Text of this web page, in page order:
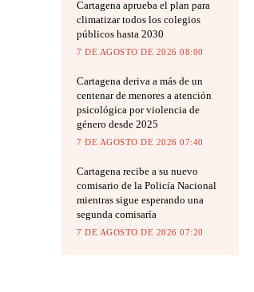
Cartagena aprueba el plan para
climatizar todos los colegios
públicos hasta 2030
7 DE AGOSTO DE 2026 08:00
Cartagena deriva a más de un
centenar de menores a atención
psicológica por violencia de
género desde 2025
7 DE AGOSTO DE 2026 07:40
Cartagena recibe a su nuevo
comisario de la Policía Nacional
mientras sigue esperando una
segunda comisaría
7 DE AGOSTO DE 2026 07:20